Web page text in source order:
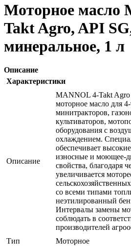
Моторное масло
Takt Agro, API
минеральное, 1 л
Описание
Характеристики
Описание
MANNOL 4-Takt Agro
моторное масло для
минитракторов,
культиваторов,
оборудования с
охлаждением.
обеспечивает
износные и моющее-
свойства, благодаря
увеличивается
со всеми типами
неэтилированный
Интервалы замены
соблюдать в
производителей
Тип
Моторное